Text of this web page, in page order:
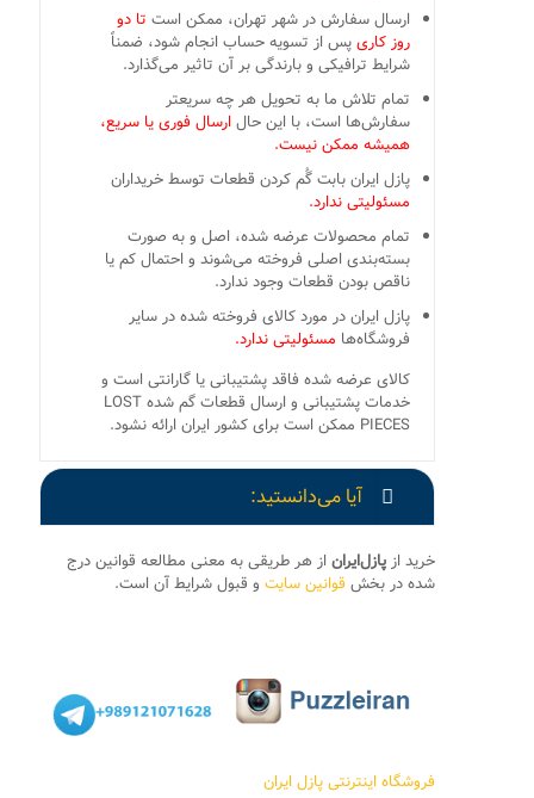
ارسال سفارش در شهر تهران، ممکن است تا دو
روز کاریپس از تسویه حساب انجام شود، ضمناً
شرایط ترافیکی و بارندگی بر آن تاثیر می‌گذارد.
تمام تلاش ما به تحویل هر چه سریعتر
سفارش‌ها است، با این حالارسال فوری یا سریع،
همیشه ممکن نیست.
پازل ایران بابت گُم کردن قطعات توسط خریداران
مسئولیتی ندارد.
تمام محصولات عرضه شده، اصل و به صورت
بسته‌بندی اصلی فروخته می‌شوند و احتمال کم یا
ناقص بودن قطعات وجود ندارد.
پازل ایران در مورد کالای فروخته شده در سایر
فروشگاه‌ها مسئولیتی ندارد.
کالای عرضه شده فاقد پشتیبانی یا گارانتی است و
خدمات پشتیبانی و ارسال قطعات گم شده LOST
PIECES ممکن است برای کشور ایران ارائه نشود.
آیا می‌دانستید:
خرید ازپازل‌ایران از هر طریقی به معنی مطالعه قوانین درج
شده در بخش قوانین سایت و قبول شرایط آن است.
فروشگاه اینترنتی پازل ایران